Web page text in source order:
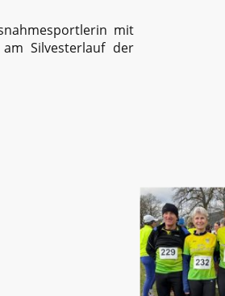
mit
Silvesterlauf der